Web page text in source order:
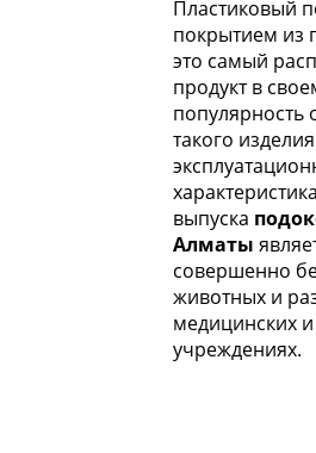
Пластиковый
покрытием из
это самый
продукт в
популярность
такого
выпуска
Алматы
совершенно
животных и
медицинских
учреждениях.